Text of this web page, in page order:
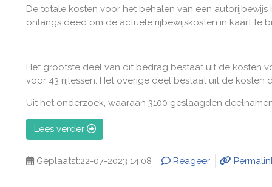
De totale kosten voor het behalen van een
onlangs deed om de actuele rijbewijskosten in kaart te
Het grootste deel van dit bedrag bestaat uit de kosten
voor 43 rijlessen. Het overige deel bestaat uit de
Uit het onderzoek, waaraan 3100 geslaagden
Lees verder
Geplaatst:22-07-2023 14:08 Reageer